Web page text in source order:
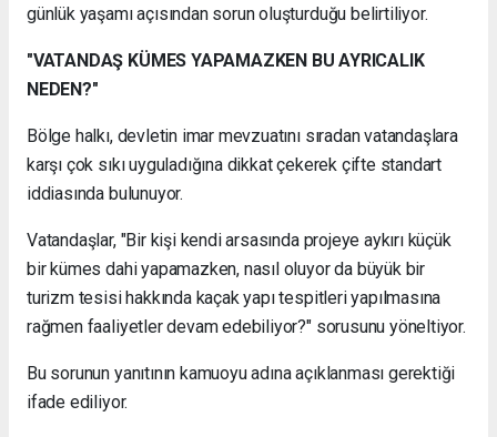
günlük yaşamı açısından sorun oluşturduğu belirtiliyor.
"VATANDAŞ KÜMES YAPAMAZKEN BU AYRICALIK
NEDEN?"
Bölge halkı, devletin imar mevzuatını sıradan vatandaşlara
karşı çok sıkı uyguladığına dikkat çekerek çifte standart
iddiasında bulunuyor.
Vatandaşlar, "Bir kişi kendi arsasında projeye aykırı küçük
bir kümes dahi yapamazken, nasıl oluyor da büyük bir
turizm tesisi hakkında kaçak yapı tespitleri yapılmasına
rağmen faaliyetler devam edebiliyor?" sorusunu yöneltiyor.
Bu sorunun yanıtının kamuoyu adına açıklanması gerektiği
ifade ediliyor.